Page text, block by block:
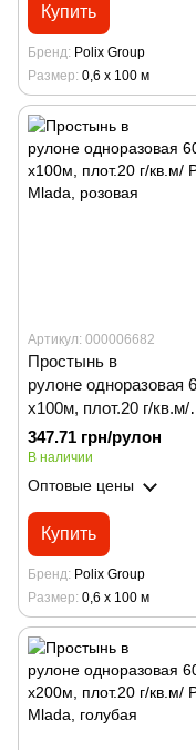
Купить
Бренд Polix Group
Размер 0,6 х 100 м
Артикул: 000006682
Простынь в
рулоне одноразовая
х100м, плот.20 г/кв.м/
Panni Mladа, розовая
347.71 грн/рулон
В наличии
Оптовые цены
Купить
Бренд Polix Group
Размер 0,6 х 100 м